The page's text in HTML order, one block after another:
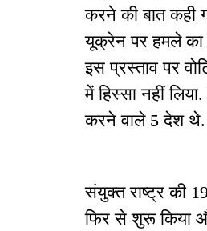
करने की बात कही
यूक्रेन पर हमले का
इस प्रस्ताव पर
में हिस्सा नहीं
करने वाले 5 देश थे.
संयुक्त राष्ट्र की
फिर से शुरू किया